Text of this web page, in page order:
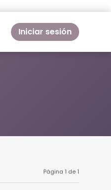
Iniciar sesión
Página 1 de 1